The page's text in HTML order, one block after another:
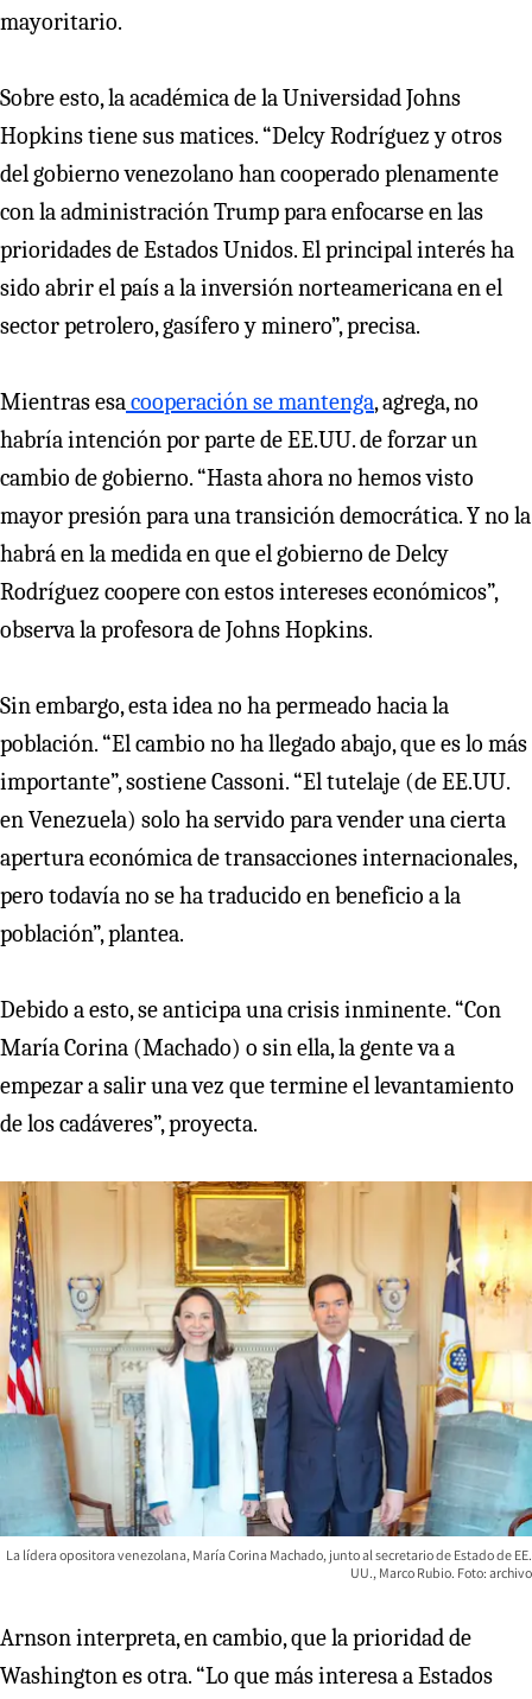
mayoritario.
Sobre esto, la académica de la Universidad Johns
Hopkins tiene sus matices. “Delcy Rodríguez y otros
del gobierno venezolano han cooperado plenamente
con la administración Trump para enfocarse en las
prioridades de Estados Unidos. El principal interés ha
sido abrir el país a la inversión norteamericana en el
sector petrolero, gasífero y minero”, precisa.
Mientras esacooperación se mantenga, agrega, no
habría intención por parte de EE.UU. de forzar un
cambio de gobierno. “Hasta ahora no hemos visto
mayor presión para una transición democrática. Y no la
habrá en la medida en que el gobierno de Delcy
Rodríguez coopere con estos intereses económicos”,
observa la profesora de Johns Hopkins.
Sin embargo, esta idea no ha permeado hacia la
población. “El cambio no ha llegado abajo, que es lo más
importante”, sostiene Cassoni. “El tutelaje (de EE.UU.
en Venezuela) solo ha servido para vender una cierta
apertura económica de transacciones internacionales,
pero todavía no se ha traducido en beneficio a la
población”, plantea.
Debido a esto, se anticipa una crisis inminente. “Con
María Corina (Machado) o sin ella, la gente va a
empezar a salir una vez que termine el levantamiento
de los cadáveres”, proyecta.
La lídera opositora venezolana, María Corina Machado, junto al secretario de Estado de EE.
UU., Marco Rubio. Foto: archivo
Arnson interpreta, en cambio, que la prioridad de
Washington es otra. “Lo que más interesa a Estados